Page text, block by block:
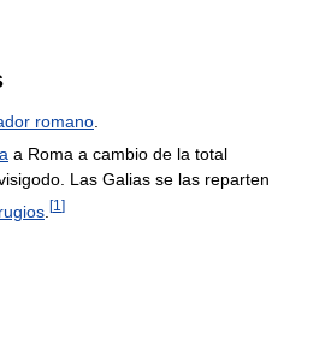
romano
a Roma a cambio de la total
Las Galias se las reparten
rugios [1 ]